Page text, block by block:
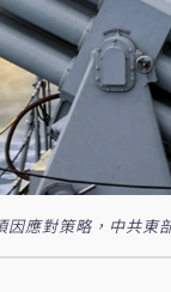
應對策略，中共